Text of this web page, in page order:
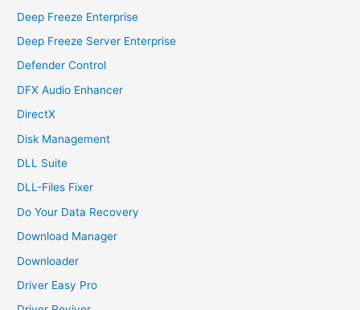
Deep Freeze Enterprise
Deep Freeze Server Enterprise
Defender Control
DFX Audio Enhancer
DirectX
Disk Management
DLL Suite
DLL-Files Fixer
Do Your Data Recovery
Download Manager
Downloader
Driver Easy Pro